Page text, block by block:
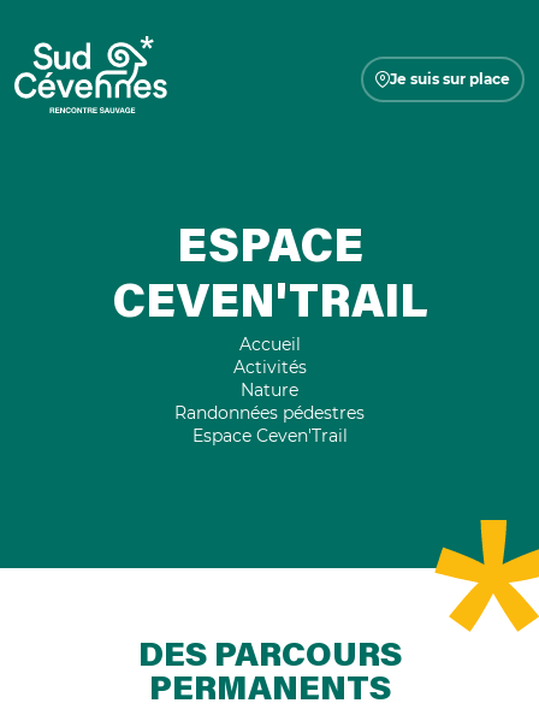
Je suis sur place
ESPACE
CEVEN'TRAIL
Accueil
Activités
Nature
Randonnées pédestres
Espace Ceven'Trail
DES PARCOURS
PERMANENTS